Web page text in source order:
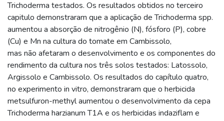
Trichoderma testados. Os resultados obtidos no terceiro
capitulo demonstraram que a aplicação de Trichoderma spp.
aumentou a absorção de nitrogênio (N), fósforo (P), cobre
(Cu) e Mn na cultura do tomate em Cambissolo,
mas não afetaram o desenvolvimento e os componentes do
rendimento da cultura nos três solos testados: Latossolo,
Argissolo e Cambissolo. Os resultados do capítulo quatro,
no experimento in vitro, demonstraram que o herbicida
metsulfuron-methyl aumentou o desenvolvimento da cepa
Trichoderma harzianum T1A e os herbicidas indaziflam e